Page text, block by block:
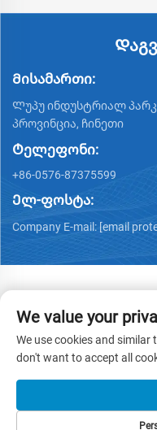
Მისამართი:
Ლუპუ ინდუსტრიალ
პროვინცია, ჩინეთი
Ტელეფონი:
+86-0576-87375599
Ელ-ფოსტა:
Company E-mail: [email
Copyright © 2025 by
Პრივატულობის
We value your
We use cookies and
don't want to accept all